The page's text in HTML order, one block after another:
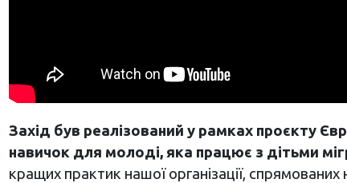
Захід був реалізований у рамках проєкту
навичок для молоді, яка працює з дітьми
кращих практик нашої організації,